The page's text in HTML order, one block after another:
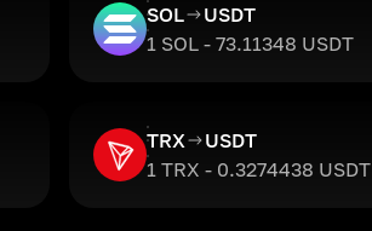
SOL
USDT
1 SOL - 73.11348 USDT
TRX
USDT
1 TRX - 0.3274438 USDT